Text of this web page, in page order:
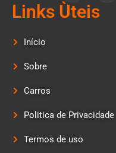
Links Ùteis
Início
Sobre
Carros
Politica de Privacidade
Termos de uso